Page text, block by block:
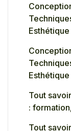
Esthétique
Esthétique
Tout
:
Tout